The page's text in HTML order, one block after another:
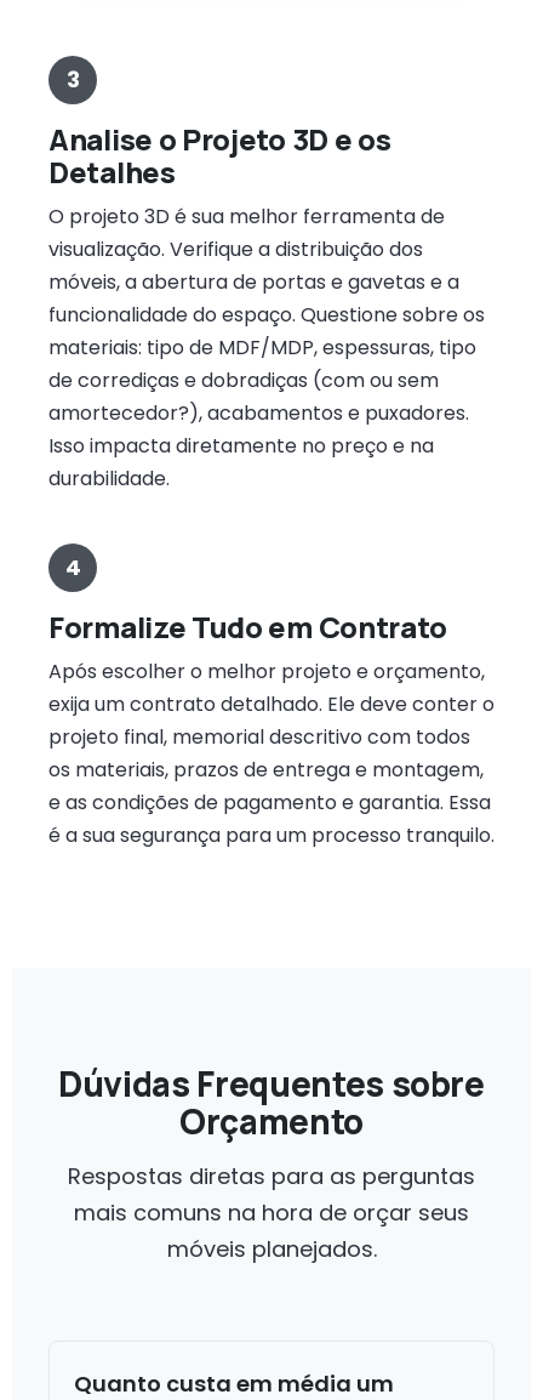
3
Analise o Projeto 3D e os
Detalhes
O projeto 3D é sua melhor ferramenta de
visualização. Verifique a distribuição dos
móveis, a abertura de portas e gavetas e a
funcionalidade do espaço. Questione sobre os
materiais: tipo de MDF/MDP, espessuras, tipo
de corrediças e dobradiças (com ou sem
amortecedor?), acabamentos e puxadores.
Isso impacta diretamente no preço e na
durabilidade.
4
Formalize Tudo em Contrato
Após escolher o melhor projeto e orçamento,
exija um contrato detalhado. Ele deve conter o
projeto final, memorial descritivo com todos
os materiais, prazos de entrega e montagem,
e as condições de pagamento e garantia. Essa
é a sua segurança para um processo tranquilo.
Dúvidas Frequentes sobre
Orçamento
Respostas diretas para as perguntas
mais comuns na hora de orçar seus
móveis planejados.
Quanto custa em média um